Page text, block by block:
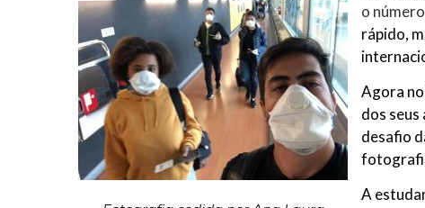
o
rápido,
Agora
dos
desafio
A